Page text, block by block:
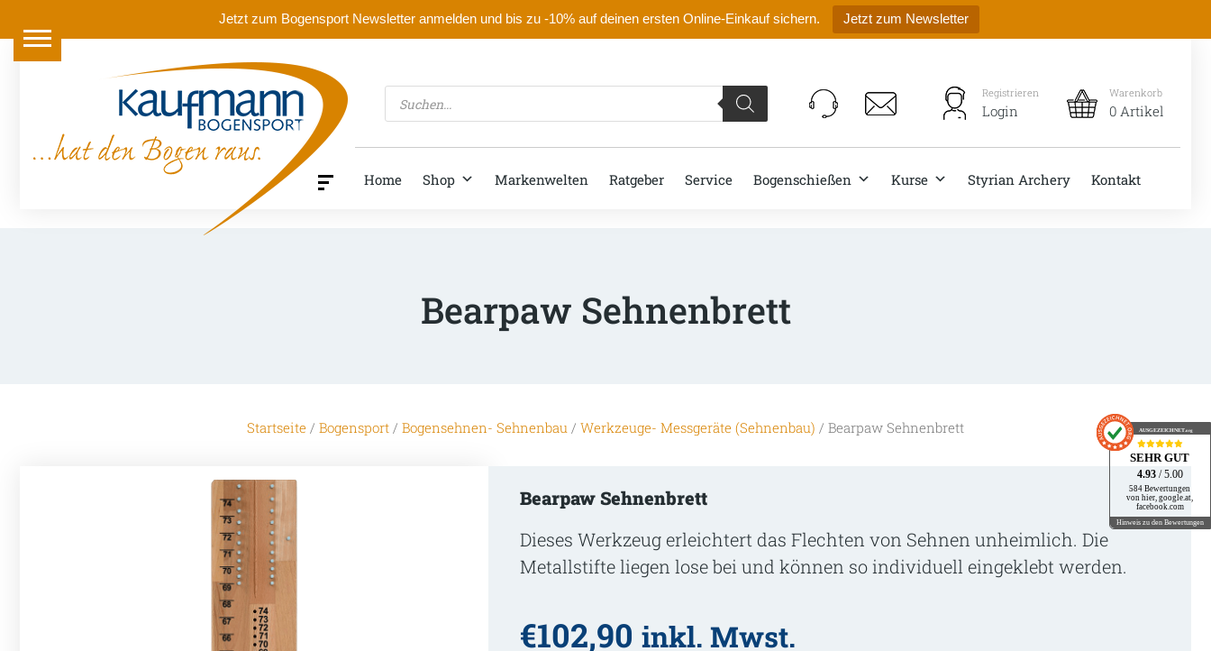
Jetzt zum Bogensport Newsletter anmelden und bis zu -10% auf deinen ersten Online-Einkauf sichern. Jetzt zum Newsletter
Products
search
Registrieren
Login
Warenkorb
0 Artikel
Home Shop Markenwelten Ratgeber Service Bogenschießen Kurse Styrian Archery Kontakt
Bearpaw Sehnenbrett
Startseite / Bogensport / Bogensehnen- Sehnenbau / Werkzeuge- Messgeräte (Sehnenbau) / Bearpaw Sehnenbrett
Bearpaw Sehnenbrett
Dieses Werkzeug erleichtert das Flechten von Sehnen unheimlich. Die
Metallstifte liegen lose bei und können so individuell eingeklebt werden.
€102,90 inkl. Mwst.
AUSGEZEICHNET.org
SEHR GUT
4.93 / 5.00
584 Bewertungen
von hier, google.at,
facebook.com
Hinweis zu den Bewertungen